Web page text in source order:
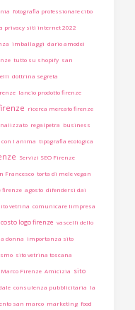
fotografia professionale cibo
privacy siti internet 2022
imballaggi dario amodei
tutto su shopify san
dottrina segreta
lancio prodotto firenze
ricerca mercato firenze
regalpetra business
con l anima tipografia ecologica
Servizi SEO Firenze
Francesco torta di mele vegan
firenze agosto difendersi dai
vetrina comunicare limpresa
costo logo firenze vascelli dello
donna importanza sito
sito vetrina toscana
Marco Firenze Amicizia sito
consulenza pubblicitaria la
san marco marketing food